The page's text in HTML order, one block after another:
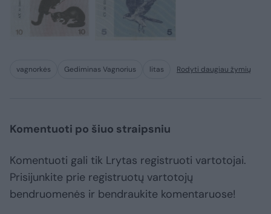
vagnorkės Gediminas Vagnorius litas Rodyti daugiau žymių
Komentuoti po šiuo straipsniu
Komentuoti gali tik Lrytas registruoti vartotojai.
Prisijunkite prie registruotų vartotojų
bendruomenės ir bendraukite komentaruose!